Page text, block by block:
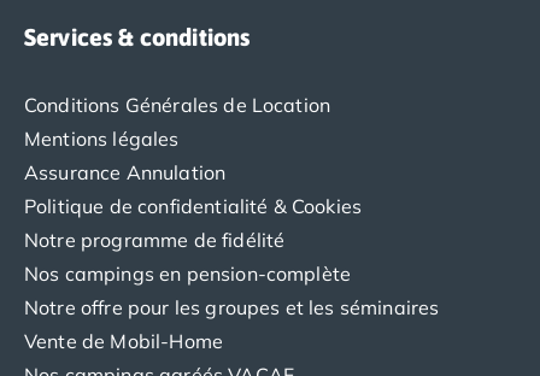
Services & conditions
Conditions Générales de Location
Mentions légales
Assurance Annulation
Politique de confidentialité & Cookies
Notre programme de fidélité
Nos campings en pension-complète
Notre offre pour les groupes et les séminaires
Vente de Mobil-Home